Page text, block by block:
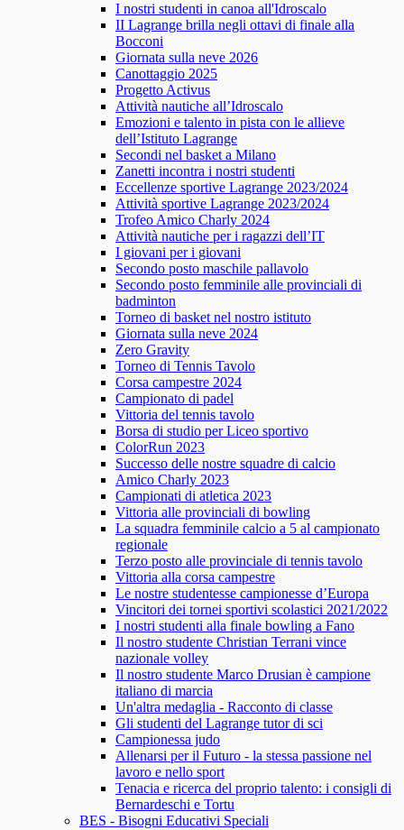
I nostri studenti in canoa all'Idroscalo
II Lagrange brilla negli ottavi di finale alla
Bocconi
Giornata sulla neve 2026
Canottaggio 2025
Progetto Activus
Attività nautiche all’Idroscalo
Emozioni e talento in pista con le allieve
dell’Istituto Lagrange
Secondi nel basket a Milano
Zanetti incontra i nostri studenti
Eccellenze sportive Lagrange 2023/2024
Attività sportive Lagrange 2023/2024
Trofeo Amico Charly 2024
Attività nautiche per i ragazzi dell’IT
I giovani per i giovani
Secondo posto maschile pallavolo
Secondo posto femminile alle provinciali di
badminton
Torneo di basket nel nostro istituto
Giornata sulla neve 2024
Zero Gravity
Torneo di Tennis Tavolo
Corsa campestre 2024
Campionato di padel
Vittoria del tennis tavolo
Borsa di studio per Liceo sportivo
ColorRun 2023
Successo delle nostre squadre di calcio
Amico Charly 2023
Campionati di atletica 2023
Vittoria alle provinciali di bowling
La squadra femminile calcio a 5 al campionato
regionale
Terzo posto alle provinciale di tennis tavolo
Vittoria alla corsa campestre
Le nostre studentesse campionesse d’Europa
Vincitori dei tornei sportivi scolastici 2021/2022
I nostri studenti alla finale bowling a Fano
Il nostro studente Christian Terrani vince
nazionale volley
Il nostro studente Marco Drusian è campione
italiano di marcia
Un'altra medaglia - Racconto di classe
Gli studenti del Lagrange tutor di sci
Campionessa judo
Allenarsi per il Futuro - la stessa passione nel
lavoro e nello sport
Tenacia e ricerca del proprio talento: i consigli di
Bernardeschi e Tortu
BES - Bisogni Educativi Speciali